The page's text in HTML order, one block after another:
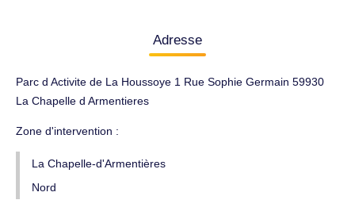
Adresse
Parc d Activite de La Houssoye 1 Rue Sophie Germain 59930
La Chapelle d Armentieres
Zone d'intervention :
La Chapelle-d'Armentières
Nord